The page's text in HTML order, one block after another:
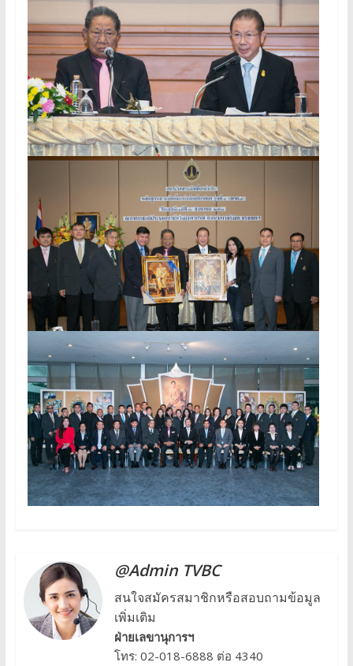
@Admin TVBC
สนใจสมัครสมาชิกหรือสอบถามข้อมูล
เพิ่มเติม
ฝ่ายเลขานุการฯ
โทร: 02-018-6888 ต่อ 4340